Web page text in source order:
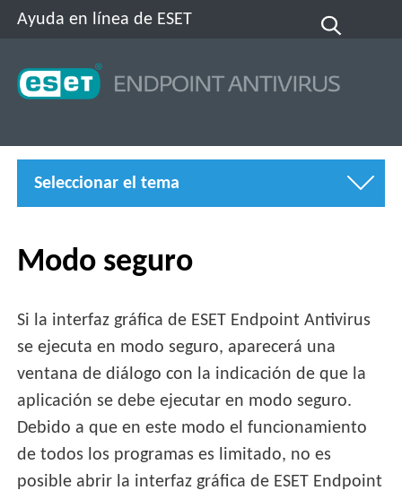
Ayuda en línea de ESET
Seleccionar el tema
Modo seguro
Si la interfaz gráfica de ESET Endpoint Antivirus
se ejecuta en modo seguro, aparecerá una
ventana de diálogo con la indicación de que la
aplicación se debe ejecutar en modo seguro.
Debido a que en este modo el funcionamiento
de todos los programas es limitado, no es
posible abrir la interfaz gráfica de ESET Endpoint